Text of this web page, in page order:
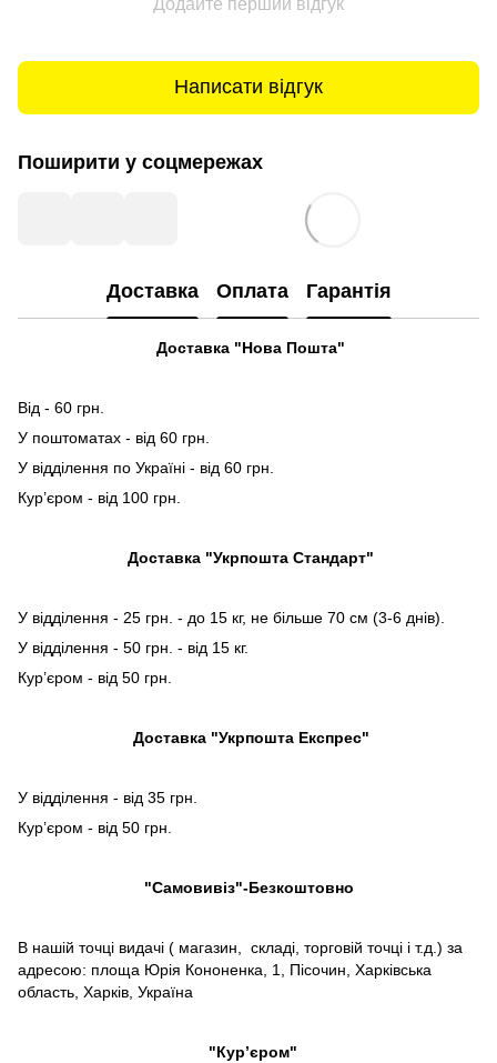
Написати відгук
Поширити у соцмережах
Доставка Оплата Гарантія
Доставка "Нова Пошта"
Від - 60 грн.
У поштоматах - від 60 грн.
У відділення по Україні - від 60 грн.
Кур’єром - від 100 грн.
Доставка "Укрпошта Стандарт"
У відділення - 25 грн. - до 15 кг, не більше 70 см (3-6 днів).
У відділення - 50 грн. - від 15 кг.
Кур’єром - від 50 грн.
Доставка "Укрпошта Експрес"
У відділення - від 35 грн.
Кур’єром - від 50 грн.
"Самовивіз"-Безкоштовно
В нашій точці видачі ( магазин, складі, торговій точці і т.д.) за
адресою: площа Юрія Кононенка, 1, Пісочин, Харківська
область, Харків, Україна
"Кур’єром"